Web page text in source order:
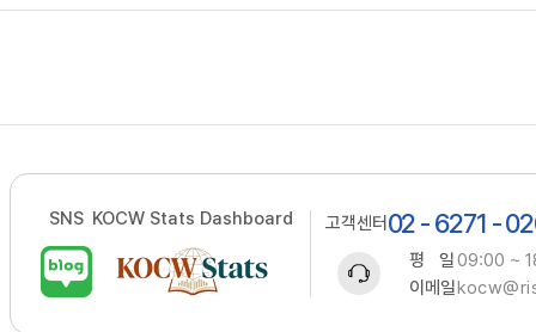
SNS KOCW Stats Dashboard 고객센터 02 - 6271 -
평 일09:00 ~
이메일